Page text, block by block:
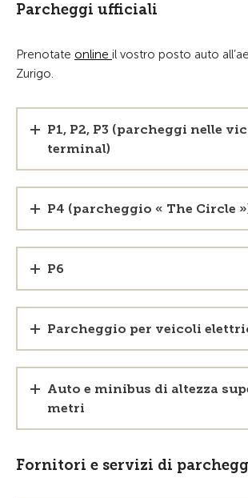
Parcheggi ufficiali
Prenotate online il vostro posto auto
Zurigo.
P1, P2, P3 (parcheggi nelle
terminal)
P4 (parcheggio « The Circle
P6
Parcheggio per veicoli
Auto e minibus di altezza
metri
Fornitori e servizi di